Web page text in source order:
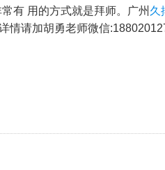
有 用的方式就是拜师。广州 久
请加胡勇老师微信